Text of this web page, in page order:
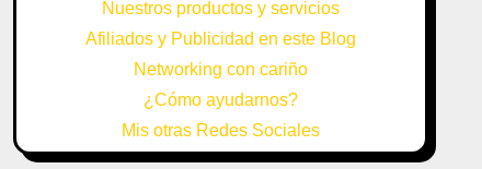
Nuestros productos y servicios
Afiliados y Publicidad en este Blog
Networking con cariño
¿Cómo ayudarnos?
Mis otras Redes Sociales